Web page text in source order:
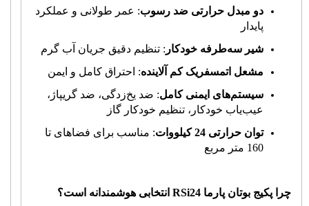
دو مبدل حرارتی ضد رسوب: عمر طولانی و عملکرد
پایدار
شیر سه‌طرفه خودکار : تنظیم دقیق جریان آب گرم
مشعل اتمسفریک کم آلاینده: احتراق کامل و ایمن
سیستم‌های ایمنی کامل: ضد یخ‌زدگی، ضد گریپاژ،
عیب‌یاب خودکار، تنظیم خودکار گاز
توان حرارتی 24 کیلووات
: مناسب برای فضاهای تا
160 متر مربع
چرا پکیج بوتان پارما 24 RSi انتخابی هوشمندانه است؟